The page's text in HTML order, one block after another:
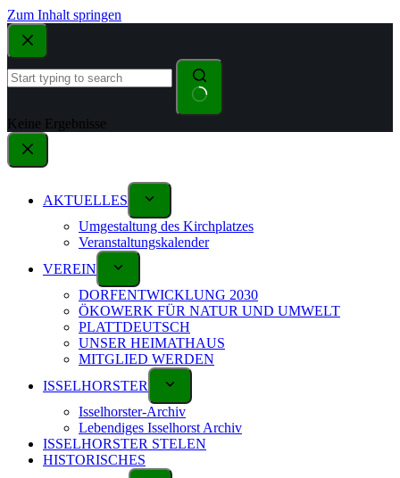
Zum Inhalt springen
Keine Ergebnisse
AKTUELLES
Umgestaltung des Kirchplatzes
Veranstaltungskalender
VEREIN
DORFENTWICKLUNG 2030
ÖKOWERK FÜR NATUR UND UMWELT
PLATTDEUTSCH
UNSER HEIMATHAUS
MITGLIED WERDEN
ISSELHORSTER
Isselhorster-Archiv
Lebendiges Isselhorst Archiv
ISSELHORSTER STELEN
HISTORISCHES